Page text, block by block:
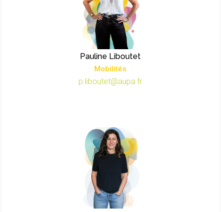
Pauline Liboutet
Mobilités
p.liboutet@aupa.fr